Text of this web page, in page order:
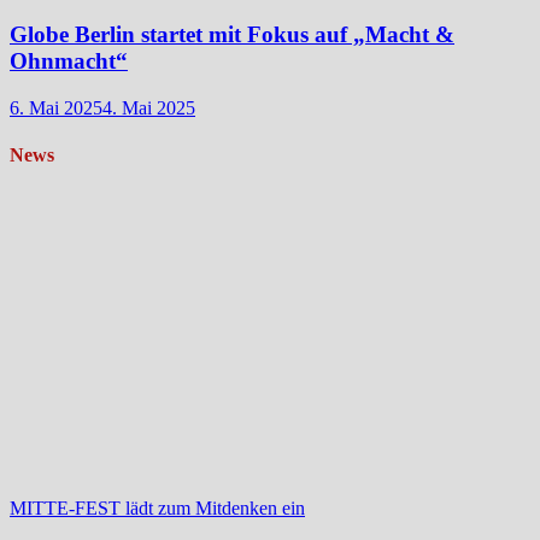
Globe Berlin startet mit Fokus auf „Macht &
Ohnmacht“
6. Mai 20254. Mai 2025
News
MITTE-FEST lädt zum Mitdenken ein